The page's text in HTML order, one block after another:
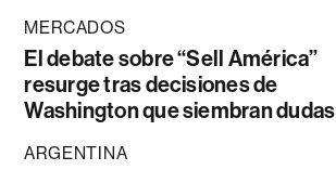
MERCADOS
El debate sobre “Sell América”
resurge tras decisiones de
Washington que siembran dudas
ARGENTINA